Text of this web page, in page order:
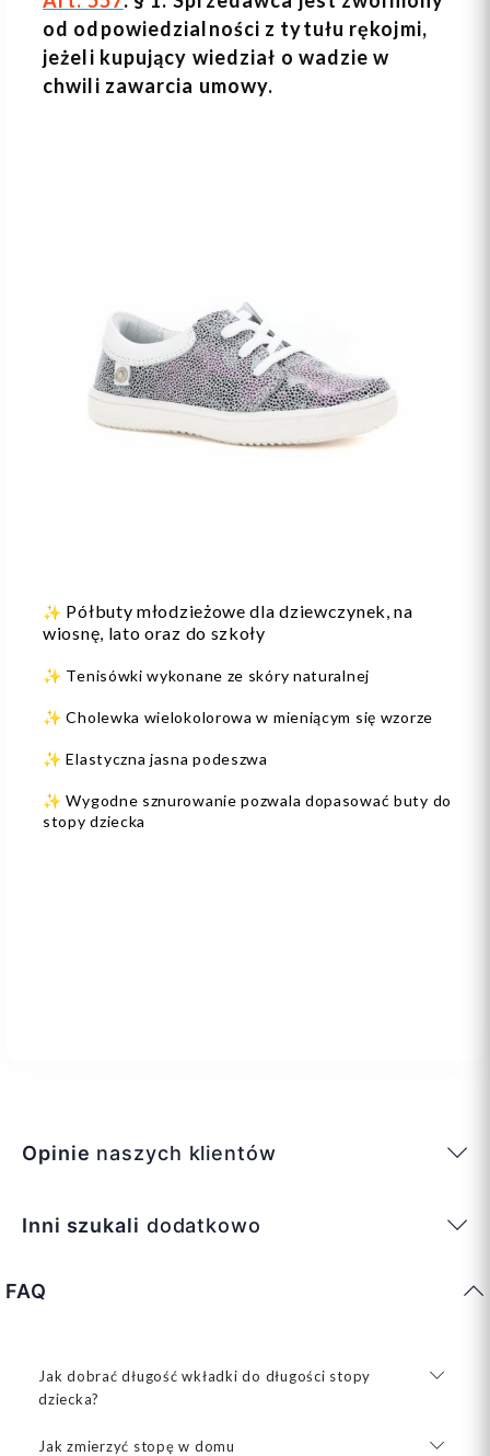
od odpowiedzialności z tytułu rękojmi,
jeżeli kupujący wiedział o wadzie w
chwili zawarcia umowy.
✨ Półbuty młodzieżowe dla dziewczynek, na
wiosnę, lato oraz do szkoły
✨ Tenisówki wykonane ze skóry naturalnej
✨ Cholewka wielokolorowa w mieniącym się wzorze
✨ Elastyczna jasna podeszwa
✨ Wygodne sznurowanie pozwala dopasować buty do
stopy dziecka
Opinie naszych klientów
Inni szukali dodatkowo
FAQ
Jak dobrać długość wkładki do długości stopy
dziecka?
Jak zmierzyć stopę w domu